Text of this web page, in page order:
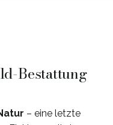
Bestattung
– eine letzte